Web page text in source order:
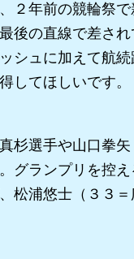
２年前の競輪祭で
後の直線で差さ
シュに加えて航
してほしいです。
杉選手や山口拳矢
グランプリを控
松浦悠士（３３